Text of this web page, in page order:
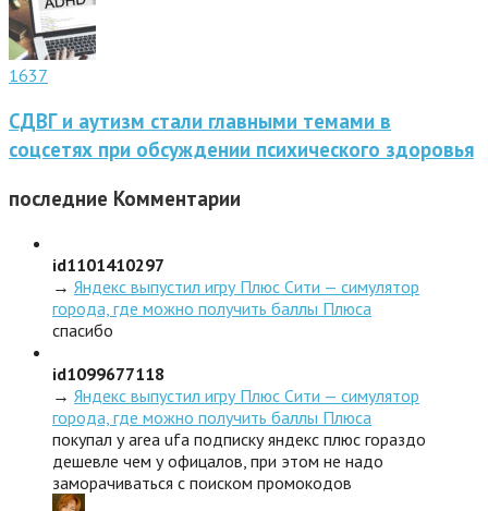
1637
СДВГ и аутизм стали главными темами в
соцсетях при обсуждении психического здоровья
последние Комментарии
id1101410297
→ Яндекс выпустил игру Плюс Сити — симулятор
города, где можно получить баллы Плюса
спасибо
id1099677118
→ Яндекс выпустил игру Плюс Сити — симулятор
города, где можно получить баллы Плюса
покупал у area ufa подписку яндекс плюс гораздо
дешевле чем у офицалов, при этом не надо
заморачиваться с поиском промокодов